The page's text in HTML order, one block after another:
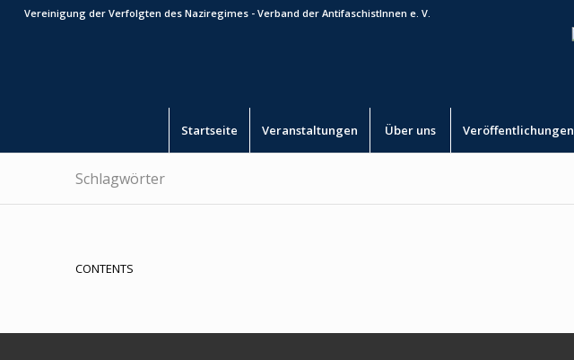
Vereinigung der Verfolgten des Naziregimes - Verband der AntifaschistInnen e. V.
Startseite Veranstaltungen Über uns Veröffentlichungen
Schlagwörter
CONTENTS